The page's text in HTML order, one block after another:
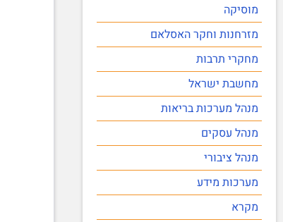
מוסיקה
מזרחנות וחקר האסלאם
מחקרי תרבות
מחשבת ישראל
מנהל מערכות בריאות
מנהל עסקים
מנהל ציבורי
מערכות מידע
מקרא